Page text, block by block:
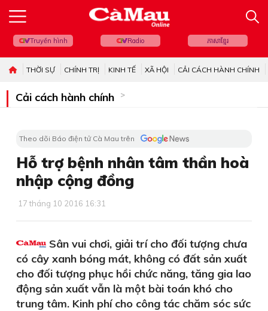
Truyền hình Radio ភាសាខ្មែរ
THỜI SỰ CHÍNH TRỊ KINH TẾ XÃ HỘI CẢI CÁCH HÀNH CHÍNH
Cải cách hành chính
Theo dõi Báo điện tử Cà Mau trên
Hỗ trợ bệnh nhân tâm thần hoà
nhập cộng đồng
17 tháng 10 2016 16:31
Sân vui chơi, giải trí cho đối tượng chưa
có cây xanh bóng mát, không có đất sản xuất
cho đối tượng phục hồi chức năng, tăng gia lao
động sản xuất vẫn là một bài toán khó cho
trung tâm. Kinh phí cho công tác chăm sóc sức